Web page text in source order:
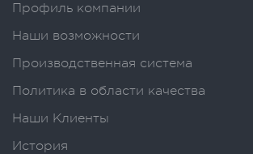
Профиль компании
Наши возможности
Производственная система
Политика в области качества
Наши Клиенты
История